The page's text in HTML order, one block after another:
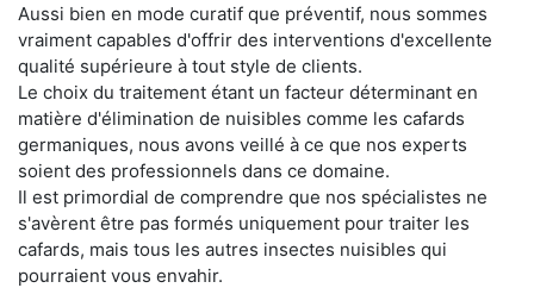
Aussi bien en mode curatif que préventif, nous sommes
vraiment capables d'offrir des interventions d'excellente
qualité supérieure à tout style de clients.
Le choix du traitement étant un facteur déterminant en
matière d'élimination de nuisibles comme les cafards
germaniques, nous avons veillé à ce que nos experts
soient des professionnels dans ce domaine.
Il est primordial de comprendre que nos spécialistes ne
s'avèrent être pas formés uniquement pour traiter les
cafards, mais tous les autres insectes nuisibles qui
pourraient vous envahir.